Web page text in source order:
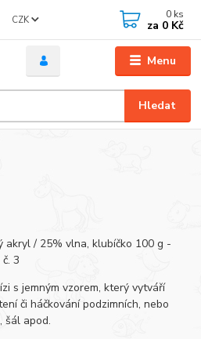
Menu
CZK
Hledat
0 ks
za 0 Kč
akryl / 25% vlna, klubíčko 100 g -
3
s jemným vzorem, který vytváří
či háčkování podzimních, nebo
šál apod.